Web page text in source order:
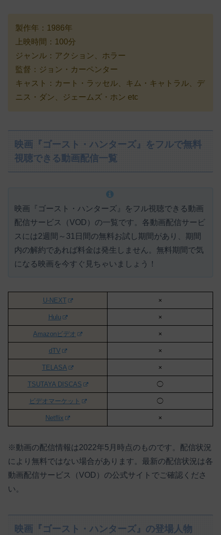
製作年：1986年
上映時間：100分
ジャンル：アクション、ホラー
監督：ジョン・カーペンター
キャスト：カート・ラッセル、キム・キャトラル、デ
ニス・ダン、ジェームズ・ホン etc
映画『ゴースト・ハンターズ』をフルで無料
視聴できる動画配信一覧
映画『ゴースト・ハンターズ』をフル視聴できる動画
配信サービス（VOD）の一覧です。各動画配信サービ
スには2週間～31日間の無料お試し期間があり、期間
内の解約であれば料金は発生しません。 無料期間で気
になる映画を今すぐ見ちゃいましょう！
U-NEXT ×
Hulu ×
Amazonビデオ ×
dTV ×
TELASA ×
TSUTAYA DISCAS ◯
ビデオマーケット ◯
Netflix ×
※動画の配信情報は2022年5月時点のものです。配信状況
により無料ではない場合があります。最新の配信状況は各
動画配信サービス（VOD）の公式サイトでご確認くださ
い。
映画『ゴースト・ハンターズ』の登場人物